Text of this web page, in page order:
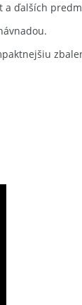
ďalších